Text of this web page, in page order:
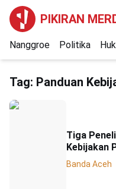
PIKIRAN
Nanggroe Politika
Tag: Panduan
Tiga
Kebijakan
Banda Aceh